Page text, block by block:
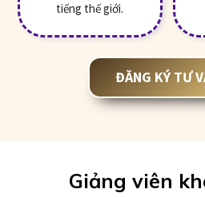
ĐĂNG KÝ TƯ
tiếng thế giới.
Giảng viên